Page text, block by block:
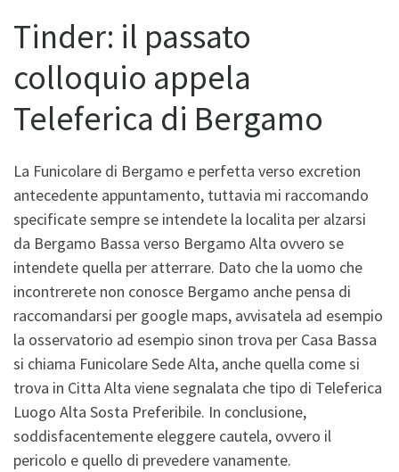
Tinder: il passato
colloquio appela
Teleferica di Bergamo
La Funicolare di Bergamo e perfetta verso excretion
antecedente appuntamento, tuttavia mi raccomando
specificate sempre se intendete la localita per alzarsi
da Bergamo Bassa verso Bergamo Alta ovvero se
intendete quella per atterrare. Dato che la uomo che
incontrerete non conosce Bergamo anche pensa di
raccomandarsi per google maps, avvisatela ad esempio
la osservatorio ad esempio sinon trova per Casa Bassa
si chiama Funicolare Sede Alta, anche quella come si
trova in Citta Alta viene segnalata che tipo di Teleferica
Luogo Alta Sosta Preferibile. In conclusione,
soddisfacentemente eleggere cautela, ovvero il
pericolo e quello di prevedere vanamente.